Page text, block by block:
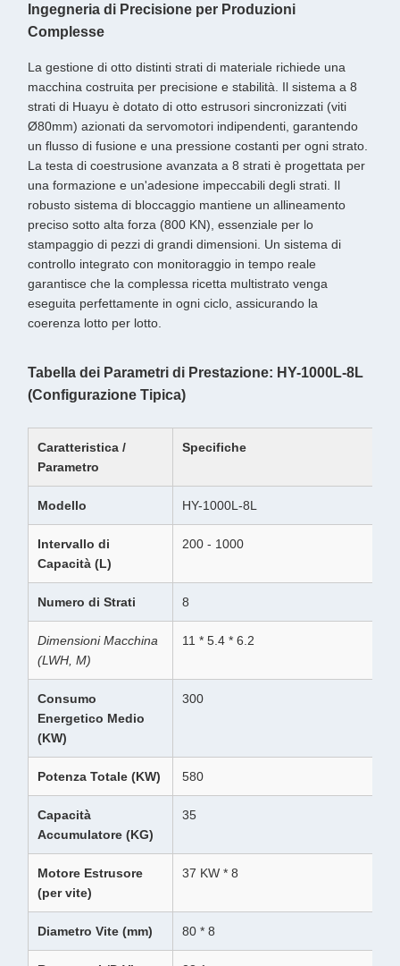
Ingegneria di Precisione per Produzioni
Complesse
La gestione di otto distinti strati di materiale richiede una
macchina costruita per precisione e stabilità. Il sistema a 8
strati di Huayu è dotato di otto estrusori sincronizzati (viti
Ø80mm) azionati da servomotori indipendenti, garantendo
un flusso di fusione e una pressione costanti per ogni strato.
La testa di coestrusione avanzata a 8 strati è progettata per
una formazione e un'adesione impeccabili degli strati. Il
robusto sistema di bloccaggio mantiene un allineamento
preciso sotto alta forza (800 KN), essenziale per lo
stampaggio di pezzi di grandi dimensioni. Un sistema di
controllo integrato con monitoraggio in tempo reale
garantisce che la complessa ricetta multistrato venga
eseguita perfettamente in ogni ciclo, assicurando la
coerenza lotto per lotto.
Tabella dei Parametri di Prestazione: HY-1000L-8L
(Configurazione Tipica)
Caratteristica /
Parametro
Specifiche
Modello HY-1000L-8L
Intervallo di
Capacità (L)
200 - 1000
Numero di Strati 8
Dimensioni Macchina
(LWH, M)
11 * 5.4 * 6.2
Consumo
Energetico Medio
(KW)
300
Potenza Totale (KW) 580
Capacità
Accumulatore (KG)
35
Motore Estrusore
(per vite)
37 KW * 8
Diametro Vite (mm) 80 * 8